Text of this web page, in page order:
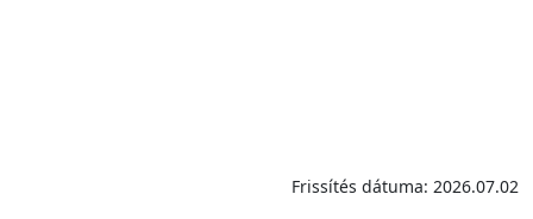
Frissítés dátuma: 2026.07.02